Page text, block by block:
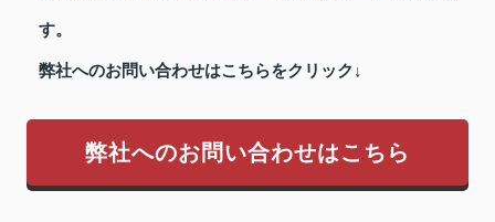
す。
弊社へのお問い合わせはこちらをクリック↓
弊社へのお問い合わせはこちら